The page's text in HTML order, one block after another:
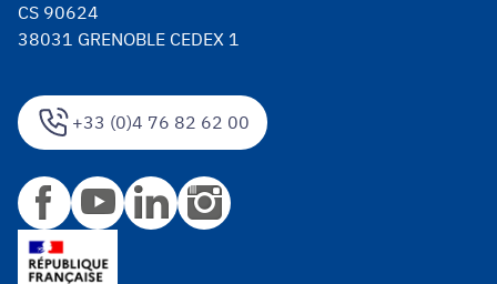
+33 (0)4 76 82 62 00
CS 90624
38031 GRENOBLE CEDEX 1